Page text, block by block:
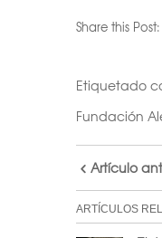
Share this Post:
Etiquetado
Fundación
Artículo
ARTÍCULOS